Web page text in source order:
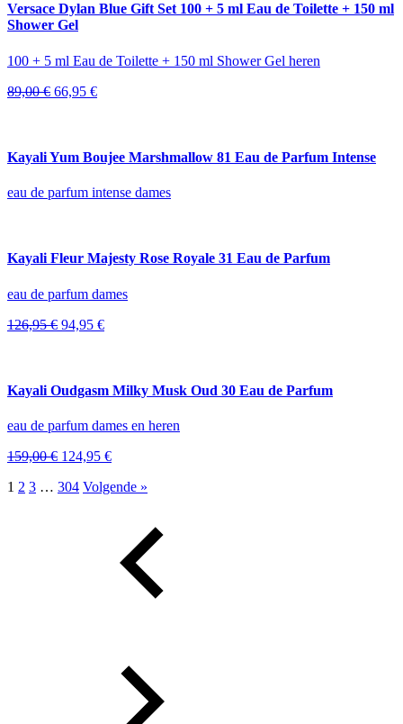
Versace Dylan Blue Gift Set 100 + 5 ml Eau de Toilette + 150 ml
Shower Gel
100 + 5 ml Eau de Toilette + 150 ml Shower Gel heren
89,00€ Oorspronkelijke
66,95 €Huidige
Kayali Yum Boujee Marshmallow 81 Eau de Parfum Intense
eau de parfum intense dames
Kayali Fleur Majesty Rose Royale 31 Eau de Parfum
eau de parfum dames
126,95€ Oorspronkelijke
94,95 €Huidige
Kayali Oudgasm Milky Musk Oud 30 Eau de Parfum
eau de parfum dames en heren
159,00€ Oorspronkelijke
was:
124,95 €Huidige
is:
1 2 3 … 304 Volgende »